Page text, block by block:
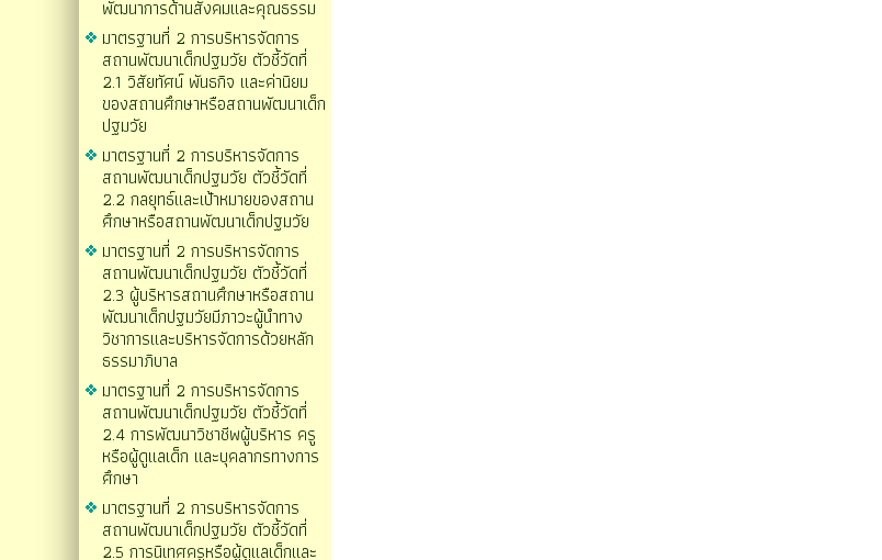
พัฒนาการด้านสังคมและคุณธรรม
มาตรฐานที่ 2 การบริหารจัดการ
สถานพัฒนาเด็กปฐมวัย ตัวชี้วัดที่
2.1 วิสัยทัศน์ พันธกิจ และค่านิยม
ของสถานศึกษาหรือสถานพัฒนาเด็ก
ปฐมวัย
มาตรฐานที่ 2 การบริหารจัดการ
สถานพัฒนาเด็กปฐมวัย ตัวชี้วัดที่
2.2 กลยุทธ์และเป้าหมายของสถาน
ศึกษาหรือสถานพัฒนาเด็กปฐมวัย
มาตรฐานที่ 2 การบริหารจัดการ
สถานพัฒนาเด็กปฐมวัย ตัวชี้วัดที่
2.3 ผู้บริหารสถานศึกษาหรือสถาน
พัฒนาเด็กปฐมวัยมีภาวะผู้นำทาง
วิชาการและบริหารจัดการด้วยหลัก
ธรรมาภิบาล
มาตรฐานที่ 2 การบริหารจัดการ
สถานพัฒนาเด็กปฐมวัย ตัวชี้วัดที่
2.4 การพัฒนาวิชาชีพผู้บริหาร ครู
หรือผู้ดูแลเด็ก และบุคลากรทางการ
ศึกษา
มาตรฐานที่ 2 การบริหารจัดการ
สถานพัฒนาเด็กปฐมวัย ตัวชี้วัดที่
2.5 การนิเทศครูหรือผู้ดูแลเด็กและ